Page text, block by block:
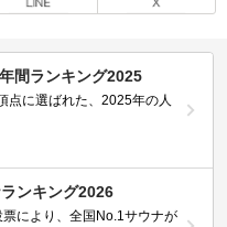
間ランキング2025
点に選ばれた、2025年の人
ンキング2026
により、全国No.1サウナが